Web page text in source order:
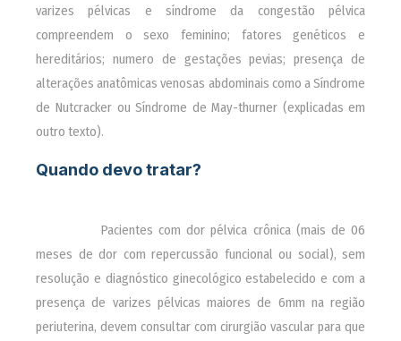
varizes pélvicas e síndrome da congestão pélvica
compreendem o sexo feminino; fatores genéticos e
hereditários; numero de gestações pevias; presença de
alterações anatômicas venosas abdominais como a Síndrome
de Nutcracker ou Síndrome de May-thurner (explicadas em
outro texto).
Quando devo tratar?
Pacientes com dor pélvica crônica (mais de 06
meses de dor com repercussão funcional ou social), sem
resolução e diagnóstico ginecológico estabelecido e com a
presença de varizes pélvicas maiores de 6mm na região
periuterina, devem consultar com cirurgião vascular para que